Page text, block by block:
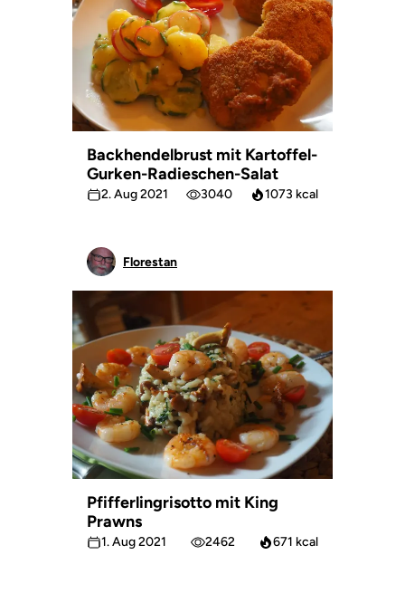
Backhendelbrust mit Kartoffel-
Gurken-Radieschen-Salat
2. Aug 2021 3040 1073 kcal
Florestan
Pfifferlingrisotto mit King
Prawns
1. Aug 2021 2462 671 kcal